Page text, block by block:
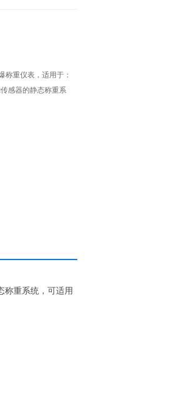
称重仪表，适用于：
感器的静态称重系
称重系统，可适用